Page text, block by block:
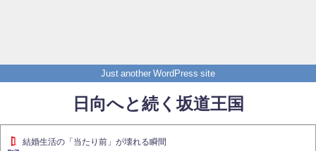
Just another WordPress site
日向へと続く坂道王国
結婚生活の「当たり前」が壊れる瞬間